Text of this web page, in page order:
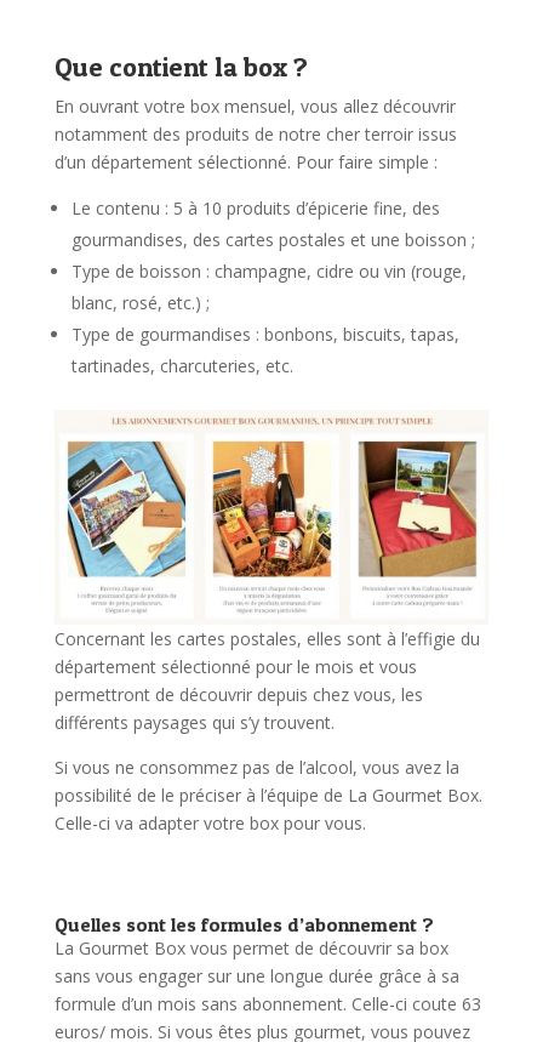
Que contient la box ?
En ouvrant votre box mensuel, vous allez découvrir
notamment des produits de notre cher terroir issus
d’un département sélectionné. Pour faire simple :
Le contenu : 5 à 10 produits d’épicerie fine, des
gourmandises, des cartes postales et une boisson ;
Type de boisson : champagne, cidre ou vin (rouge,
blanc, rosé, etc.) ;
Type de gourmandises : bonbons, biscuits, tapas,
tartinades, charcuteries, etc.
Concernant les cartes postales, elles sont à l’effigie du
département sélectionné pour le mois et vous
permettront de découvrir depuis chez vous, les
différents paysages qui s’y trouvent.
Si vous ne consommez pas de l’alcool, vous avez la
possibilité de le préciser à l’équipe de La Gourmet Box.
Celle-ci va adapter votre box pour vous.
Quelles sont les formules d’abonnement ?
La Gourmet Box vous permet de découvrir sa box
sans vous engager sur une longue durée grâce à sa
formule d’un mois sans abonnement. Celle-ci coute 63
euros/ mois. Si vous êtes plus gourmet, vous pouvez